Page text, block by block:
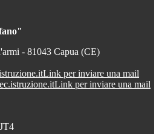
- 81043 Capua (CE)
Link per inviare una mail
Link per inviare una mail